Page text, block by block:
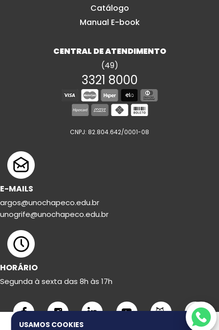
USAMOS COOKIES
Catálogo
Manual E-book
CENTRAL DE ATENDIMENTO
(49)
3321 8000
CNPJ: 82.804.642/0001-08
E-MAILS
argos@unochapeco.edu.br
unogrife@unochapeco.edu.br
HORÁRIO
Segunda à sexta das 8h às 17h